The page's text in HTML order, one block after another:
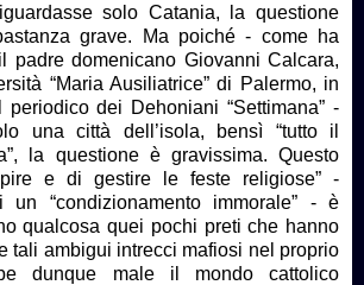
solo Catania, la questione
grave. Ma poiché - come ha
padre domenicano Giovanni Calcara,
“Maria Ausiliatrice” di Palermo, in
dei Dehoniani “Settimana” -
una città dell’isola, bensì “tutto il
la questione è gravissima. Questo
e di gestire le feste religiose” -
un “condizionamento immorale” - è
qualcosa quei pochi preti che hanno
tali ambigui intrecci mafiosi nel proprio
dunque male il mondo cattolico